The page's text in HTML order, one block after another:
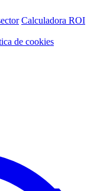
Calculadora ROI
de cookies